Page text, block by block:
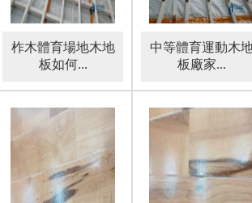
身份證和一平方米的價格高達4000元在美國的
支nba球隊、湖人隊和剪子隊，這些活動密集型
準，符合nba要求的室內體育館在世界上是一個
直數字,每個安裝時間,根據這些數字,每個籃球場
會不平衡這樣的籃球場地面木地板也是非常嚴格
柞木體育場地木地
板如何...
中等體育運動木
板廠家...